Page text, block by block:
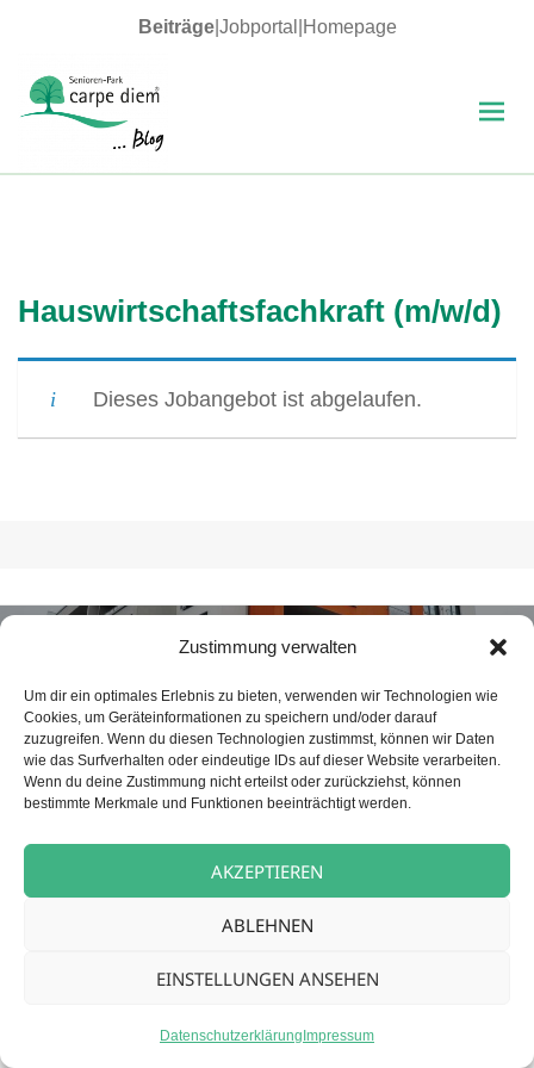
Zustimmung verwalten
Um dir ein optimales Erlebnis zu bieten, verwenden wir Technologien wie
Cookies, um Geräteinformationen zu speichern und/oder darauf
zuzugreifen. Wenn du diesen Technologien zustimmst, können wir Daten
wie das Surfverhalten oder eindeutige IDs auf dieser Website verarbeiten.
Wenn du deine Zustimmung nicht erteilst oder zurückziehst, können
bestimmte Merkmale und Funktionen beeinträchtigt werden.
AKZEPTIEREN
ABLEHNEN
EINSTELLUNGEN ANSEHEN
Datenschutzerklärung Impressum
Beiträge| Jobportal Homepage
Hauswirtschaftsfachkraft (m/w/d)
Dieses Jobangebot ist abgelaufen.
Beitragsnavigation
Beitrag:
Betreuungskraft (m/w/d) für unsere
Tagespflege
Datenschutz Stolz präsentiert von WordPress